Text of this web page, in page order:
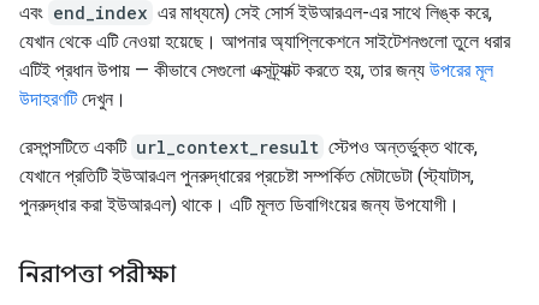
এবং end_index এর মাধ্যমে) সেই সোর্স ইউআরএল-এর সাথে লিঙ্ক করে,
যেখান থেকে এটি নেওয়া হয়েছে। আপনার অ্যাপ্লিকেশনে সাইটেশনগুলো তুলে ধরার
এটিই প্রধান উপায় — কীভাবে সেগুলো এক্সট্র্যাক্ট করতে হয়, তার জন্য উপরের মূল
উদাহরণটিদেখুন।
রেসপন্সটিতে একটি url_context_result স্টেপও অন্তর্ভুক্ত থাকে,
যেখানে প্রতিটি ইউআরএল পুনরুদ্ধারের প্রচেষ্টা সম্পর্কিত মেটাডেটা (স্ট্যাটাস,
পুনরুদ্ধার করা ইউআরএল) থাকে। এটি মূলত ডিবাগিংয়ের জন্য উপযোগী।
নিরাপত্তা পরীক্ষা